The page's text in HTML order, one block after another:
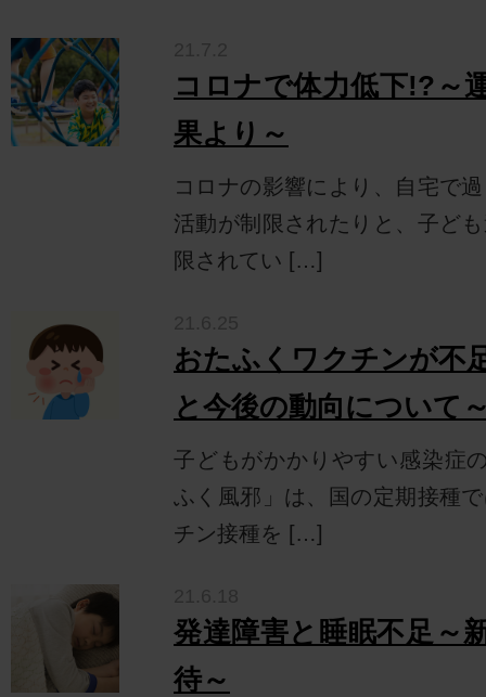
コロナで体力低下!?～
果より～
コロナの影響により、自宅で
活動が制限されたりと、子ど
限されてい […]
おたふくワクチンが不
と今後の動向について
子どもがかかりやすい感染症
ふく風邪」は、国の定期接種
チン接種を […]
発達障害と睡眠不足～
待～